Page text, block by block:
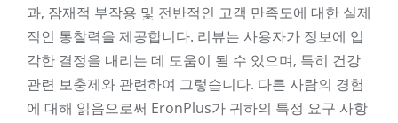
과, 잠재적 부작용 및 전반적인 고객 만족도에 대한 실제
적인 통찰력을 제공합니다. 리뷰는 사용자가 정보에 입
각한 결정을 내리는 데 도움이 될 수 있으며, 특히 건강
관련 보충제와 관련하여 그렇습니다. 다른 사람의 경험
에 대해 읽음으로써 EronPlus가 귀하의 특정 요구 사항